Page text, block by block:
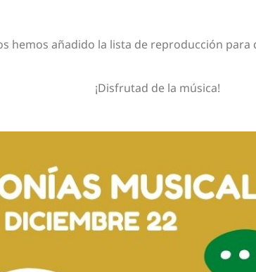
hemos añadido la lista de reproducción
¡Disfrutad de la música!